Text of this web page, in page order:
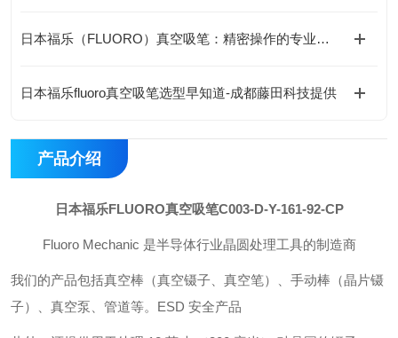
日本福乐（FLUORO）真空吸笔：精密操作的专业之选-藤田科技提供
日本福乐fluoro真空吸笔选型早知道-成都藤田科技提供
产品介绍
日本福乐FLUORO真空吸笔C003-D-Y-161-92-CP
Fluoro Mechanic 是半导体行业晶圆处理工具的制造商
我们的产品包括真空棒（真空镊子、真空笔）、手动棒（晶片镊
子）、真空泵、管道等。ESD 安全产品